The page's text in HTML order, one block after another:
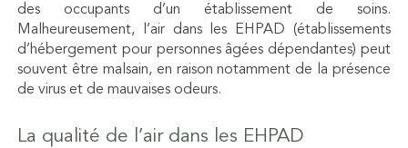
des occupants d’un établissement de soins.
Malheureusement, l’air dans les EHPAD (établissements
d’hébergement pour personnes âgées dépendantes) peut
souvent être malsain, en raison notamment de la présence
de virus et de mauvaises odeurs.
La qualité de l’air dans les EHPAD